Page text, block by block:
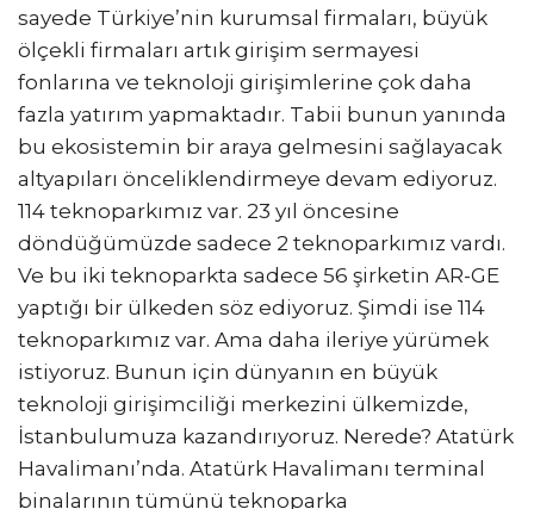
sayede Türkiye’nin kurumsal firmaları, büyük
ölçekli firmaları artık girişim sermayesi
fonlarına ve teknoloji girişimlerine çok daha
fazla yatırım yapmaktadır. Tabii bunun yanında
bu ekosistemin bir araya gelmesini sağlayacak
altyapıları önceliklendirmeye devam ediyoruz.
114 teknoparkımız var. 23 yıl öncesine
döndüğümüzde sadece 2 teknoparkımız vardı.
Ve bu iki teknoparkta sadece 56 şirketin AR-GE
yaptığı bir ülkeden söz ediyoruz. Şimdi ise 114
teknoparkımız var. Ama daha ileriye yürümek
istiyoruz. Bunun için dünyanın en büyük
teknoloji girişimciliği merkezini ülkemizde,
İstanbulumuza kazandırıyoruz. Nerede? Atatürk
Havalimanı’nda. Atatürk Havalimanı terminal
binalarının tümünü teknoparka